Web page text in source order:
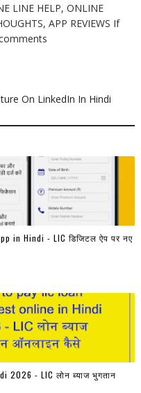
LINE HELP, ONLINE
APP REVIEWS If
On LinkedIn In Hindi
in Hindi - LIC डिजिटल ऐप पर नए
2026 - LIC लोन ब्याज भुगतान